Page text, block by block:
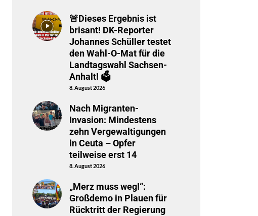
🚨Dieses Ergebnis ist
brisant! DK-Reporter
Johannes Schüller testet
den Wahl-O-Mat für die
Landtagswahl Sachsen-
Anhalt! 🗳️
8. August 2026
Nach Migranten-
Invasion: Mindestens
zehn Vergewaltigungen
in Ceuta – Opfer
teilweise erst 14
8. August 2026
„Merz muss weg!“:
Großdemo in Plauen für
Rücktritt der Regierung